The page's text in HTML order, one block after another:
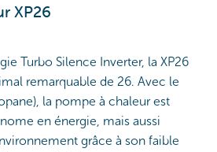
XP26
Turbo Silence Inverter, la XP26
remarquable de 26. Avec le
la pompe à chaleur est
en énergie, mais aussi
grâce à son faible